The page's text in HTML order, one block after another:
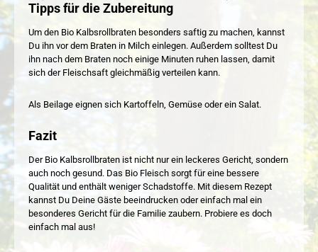
Tipps für die Zubereitung
Um den Bio Kalbsrollbraten besonders saftig zu machen, kannst
Du ihn vor dem Braten in Milch einlegen. Außerdem solltest Du
ihn nach dem Braten noch einige Minuten ruhen lassen, damit
sich der Fleischsaft gleichmäßig verteilen kann.
Als Beilage eignen sich Kartoffeln, Gemüse oder ein Salat.
Fazit
Der Bio Kalbsrollbraten ist nicht nur ein leckeres Gericht, sondern
auch noch gesund. Das Bio Fleisch sorgt für eine bessere
Qualität und enthält weniger Schadstoffe. Mit diesem Rezept
kannst Du Deine Gäste beeindrucken oder einfach mal ein
besonderes Gericht für die Familie zaubern. Probiere es doch
einfach mal aus!